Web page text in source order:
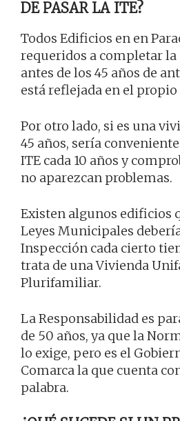
DE PASAR LA ITE?
Todos Edificios en en
requeridos a completar
antes de los 45 años de
está reflejada en el propio
Por otro lado, si es una
45 años, sería
ITE cada 10 años y
no aparezcan problemas.
Existen algunos edificios
Leyes Municipales
Inspección cada cierto
trata de una Vivienda
Plurifamiliar.
La Responsabilidad es
de 50 años, ya que la
lo exige, pero es el
Comarca la que cuenta
palabra.